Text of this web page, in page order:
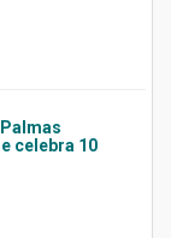
celebra 10